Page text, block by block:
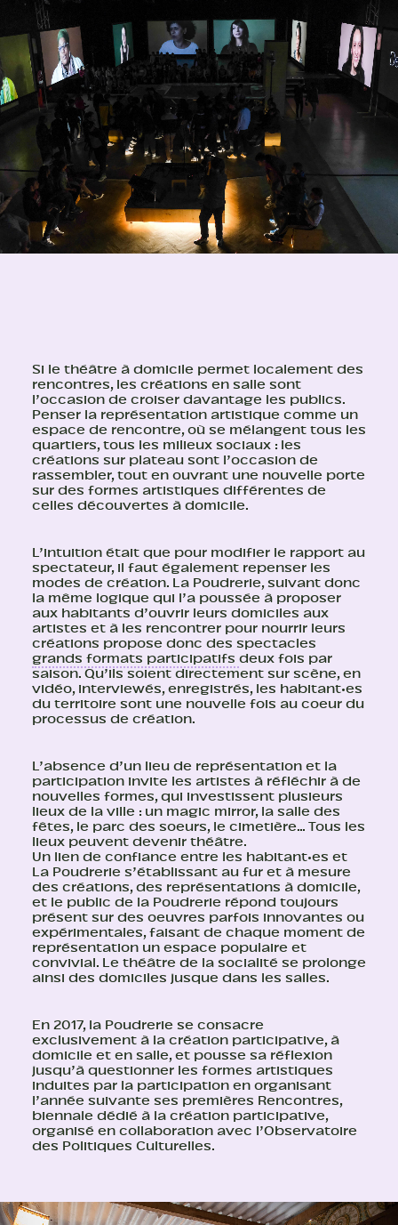
Si le théâtre à domicile permet localement des
rencontres, les créations en salle sont
l’occasion de croiser davantage les publics.
Penser la représentation artistique comme un
espace de rencontre, où se mélangent tous les
quartiers, tous les milieux sociaux : les
créations sur plateau sont l’occasion de
rassembler, tout en ouvrant une nouvelle porte
sur des formes artistiques différentes de
celles découvertes à domicile.
L’intuition était que pour modifier le rapport au
spectateur, il faut également repenser les
modes de création. La Poudrerie, suivant donc
la même logique qui l’a poussée à proposer
aux habitants d’ouvrir leurs domiciles aux
artistes et à les rencontrer pour nourrir leurs
créations propose donc des spectacles
grands formats participatifs deux fois par
saison. Qu’ils soient directement sur scène, en
vidéo, interviewés, enregistrés, les habitant·es
du territoire sont une nouvelle fois au coeur du
processus de création.
L’absence d’un lieu de représentation et la
participation invite les artistes à réfléchir à de
nouvelles formes, qui investissent plusieurs
lieux de la ville : un magic mirror, la salle des
fêtes, le parc des soeurs, le cimetière… Tous les
lieux peuvent devenir théâtre.
Un lien de confiance entre les habitant·es et
La Poudrerie s’établissant au fur et à mesure
des créations, des représentations à domicile,
et le public de la Poudrerie répond toujours
présent sur des oeuvres parfois innovantes ou
expérimentales, faisant de chaque moment de
représentation un espace populaire et
convivial. Le théâtre de la socialité se prolonge
ainsi des domiciles jusque dans les salles.
En 2017, la Poudrerie se consacre
exclusivement à la création participative, à
domicile et en salle, et pousse sa réflexion
jusqu’à questionner les formes artistiques
induites par la participation en organisant
l’année suivante ses premières Rencontres,
biennale dédié à la création participative,
organisé en collaboration avec l’Observatoire
des Politiques Culturelles.